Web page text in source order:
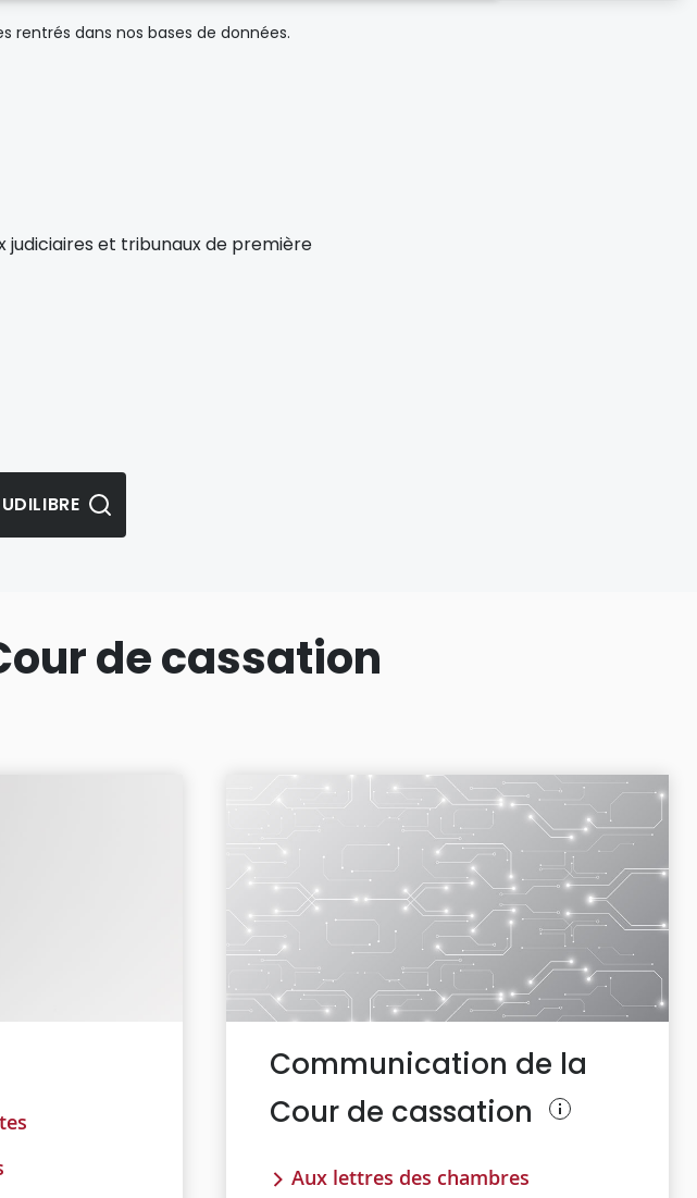
dans nos bases de données.
judiciaires et tribunaux de première
de cassation
Communication de la
Cour de cassation
Aux lettres des chambres